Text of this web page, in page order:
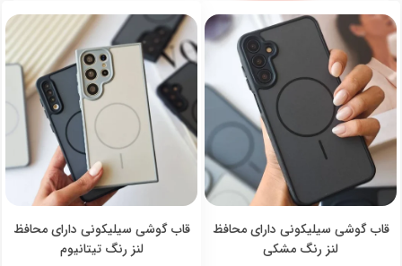
قاب گوشی سیلیکونی دارای محافظ
لنز رنگ مشکی
قاب گوشی سیلیکونی دارای محافظ
لنز رنگ تیتانیوم